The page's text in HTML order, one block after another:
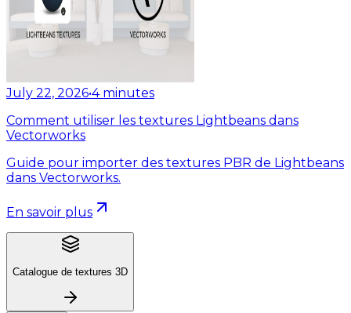
July 22, 2026•4 minutes
Comment utiliser les textures Lightbeans dans
Vectorworks
Guide pour importer des textures PBR de Lightbeans
dans Vectorworks.
En savoir plus
Catalogue de textures 3D